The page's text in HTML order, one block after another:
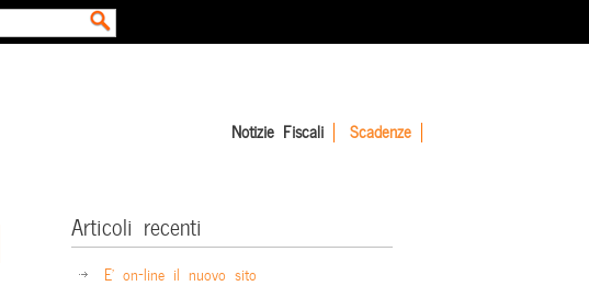
Notizie Fiscali Scadenze
Articoli recenti
E’ on-line il nuovo sito